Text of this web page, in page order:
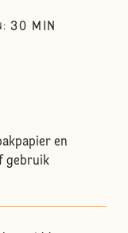
: 30 MIN
en
gebruik